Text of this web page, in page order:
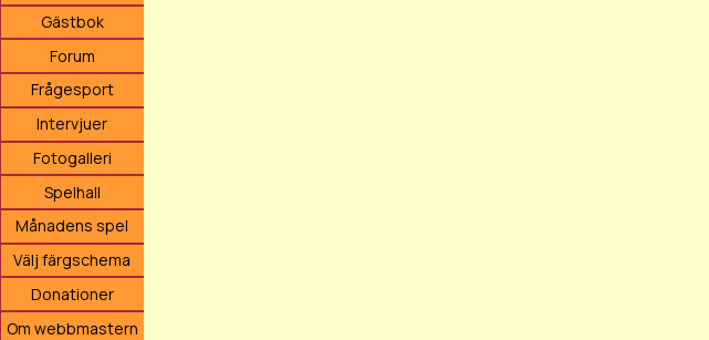
Gästbok
Forum
Frågesport
Intervjuer
Fotogalleri
Spelhall
Månadens spel
Välj färgschema
Donationer
Om webbmastern